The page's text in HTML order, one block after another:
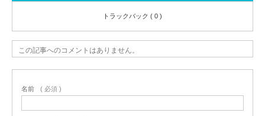
トラックバック ( 0 )
この記事へのコメントはありません。
名前 ( 必須 )